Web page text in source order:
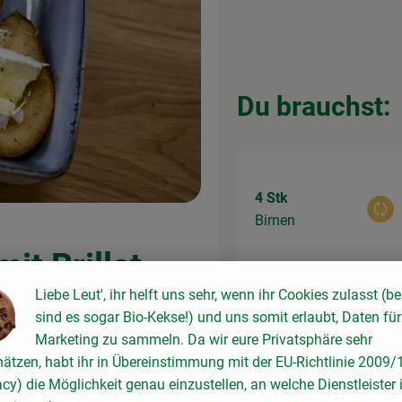
Brillat
Du brauchst:
4 Stk
Birnen
60 g
Brillat Savarin
Liebe Leut', ihr helft uns sehr, wenn ihr Cookies zulasst
sind es sogar Bio-Kekse!) und uns somit erlaubt, Daten
Marketing zu sammeln. Da wir eure Privatsphäre sehr
habt ihr in Übereinstimmung mit der EU-Richtlinie 2009/
die Möglichkeit genau einzustellen, an welche Dienstleister